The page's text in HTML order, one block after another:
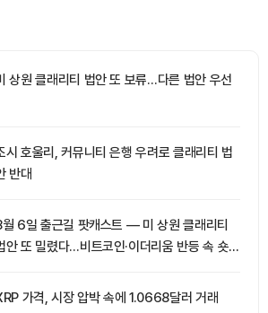
상원 클래리티 법안 또 보류…다른 법안 우선
시 호울리, 커뮤니티 은행 우려로 클래리티 법
반대
6일 출근길 팟캐스트 — 미 상원 클래리티
안 또 밀렸다…비트코인·이더리움 반등 속 숏
가격, 시장 압박 속에 1.0668달러 거래